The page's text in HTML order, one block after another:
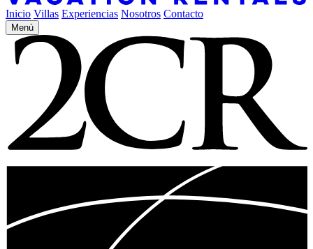
Inicio Villas Experiencias Nosotros Contacto
Menú